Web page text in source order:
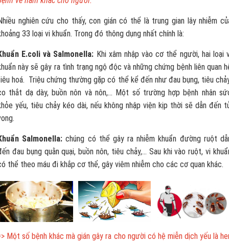
nghiên cứu cho thấy, con gián có thể là trung gian lây nhiễm
33 loại vi khuẩn. Trong đó thông dụng nhất chính là:
E.coli và Salmonella: Khi xâm nhập vào cơ thể người, hai loại
này sẽ gây ra tình trạng ngộ độc và những chứng bệnh liên quan
hoá. Triệu chứng thường gặp có thể kể đến như đau bụng, tiêu
thắt dạ dày, buồn nôn và nôn,… Một số trường hợp bệnh nhân
yếu, tiêu chảy kéo dài, nếu không nhập viện kịp thời sẽ dẫn đến
Salmonella: chúng có thể gây ra nhiễm khuẩn đường ruột
đau bụng quằn quại, buồn nôn, tiêu chảy,… Sau khi vào ruột, vi
thể theo máu đi khắp cơ thể, gây viêm nhiễm cho các cơ quan khác.
Một số bệnh khác mà gián gây ra cho người có hệ miễn dịch yếu là